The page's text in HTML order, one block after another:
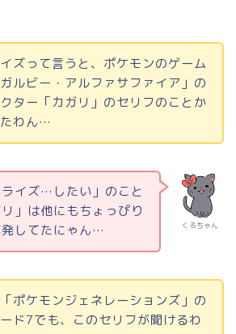
ズって言うと、ポケモンのゲーム
ガルビー・アルファサファイア」の
ター「カガリ」のセリフのことか
わん…
くろちゃん
イズ…したい」のこと
」は他にもちょっぴり
してたにゃん…
ポケモンジェネレーションズ」の
ド7でも、このセリフが聞けるわ